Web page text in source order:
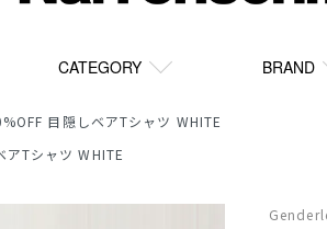
CATEGORY BRAND
目隠しベアTシャツ WHITE
アTシャツ WHITE